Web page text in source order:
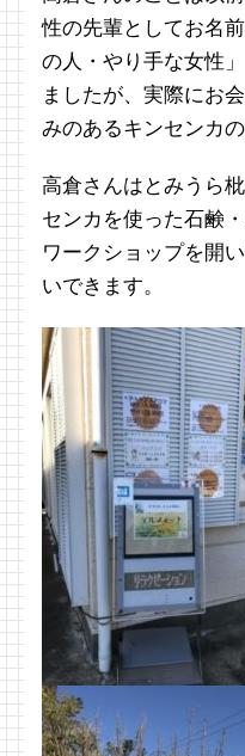
性の先輩としてお名
の人・やり手な女性
ましたが、実際にお
みのあるキンセンカ
高倉さんはとみうら
センカを使った石鹸
ワークショップを開
いできます。